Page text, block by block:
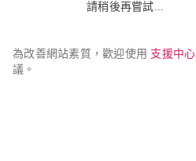
請稍後再嘗試...
為改善網站素質，歡迎使用 支援中心
議。